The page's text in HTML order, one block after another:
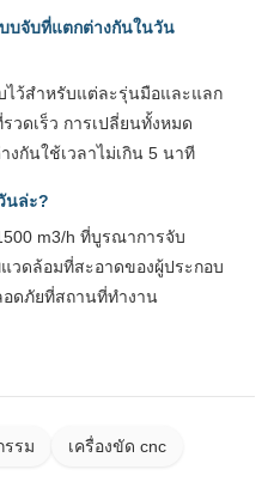
บจับที่แตกต่างกันในวัน
ไว้สําหรับแต่ละรุ่นมือและแลก
วดเร็ว การเปลี่ยนทั้งหมด
งกันใช้เวลาไม่เกิน 5 นาที
นล่ะ?
m3/h ที่บูรณาการจับ
วดล้อมที่สะอาดของผู้ประกอบ
ดภัยที่สถานที่ทํางาน
รรม เครื่องขัด cnc